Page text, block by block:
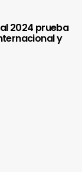
2024 prueba
y